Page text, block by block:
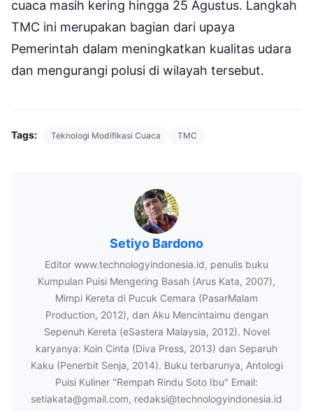
cuaca masih kering hingga 25 Agustus. Langkah
TMC ini merupakan bagian dari upaya
Pemerintah dalam meningkatkan kualitas udara
dan mengurangi polusi di wilayah tersebut.
Tags: Teknologi Modifikasi Cuaca TMC
Setiyo Bardono
Editor www.technologyindonesia.id, penulis buku
Kumpulan Puisi Mengering Basah (Arus Kata, 2007),
Mimpi Kereta di Pucuk Cemara (PasarMalam
Production, 2012), dan Aku Mencintaimu dengan
Sepenuh Kereta (eSastera Malaysia, 2012). Novel
karyanya: Koin Cinta (Diva Press, 2013) dan Separuh
Kaku (Penerbit Senja, 2014). Buku terbarunya, Antologi
Puisi Kuliner "Rempah Rindu Soto Ibu" Email:
setiakata@gmail.com, redaksi@technologyindonesia.id